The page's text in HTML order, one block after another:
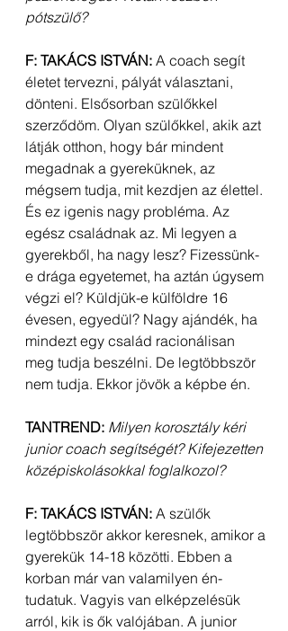
pótszülő?
F: TAKÁCS ISTVÁN: A coach segít
életet tervezni, pályát választani,
dönteni. Elsősorban szülőkkel
szerződöm. Olyan szülőkkel, akik azt
látják otthon, hogy bár mindent
megadnak a gyereküknek, az
mégsem tudja, mit kezdjen az élettel.
És ez igenis nagy probléma. Az
egész családnak az. Mi legyen a
gyerekből, ha nagy lesz? Fizessünk-
e drága egyetemet, ha aztán úgysem
végzi el? Küldjük-e külföldre 16
évesen, egyedül? Nagy ajándék, ha
mindezt egy család racionálisan
meg tudja beszélni. De legtöbbször
nem tudja. Ekkor jövök a képbe én.
TANTREND: Milyen korosztály kéri
junior coach segítségét? Kifejezetten
középiskolásokkal foglalkozol?
F: TAKÁCS ISTVÁN: A szülők
legtöbbször akkor keresnek, amikor a
gyerekük 14-18 közötti. Ebben a
korban már van valamilyen én-
tudatuk. Vagyis van elképzelésük
arról, kik is ők valójában. A junior